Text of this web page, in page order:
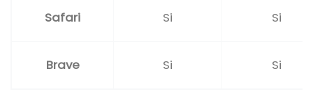
Safari Si Si
Brave Si Si